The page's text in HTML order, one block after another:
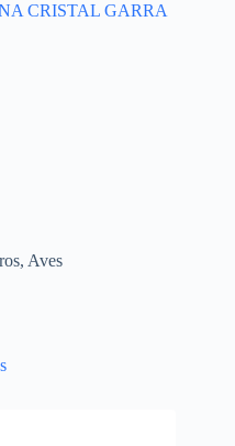
CRISTAL GARRA
, Aves